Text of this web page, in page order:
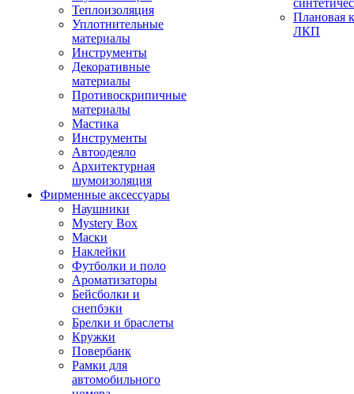
Теплоизоляция
Уплотнительные
материалы
Инструменты
Декоративные
материалы
Противоскрипичные
материалы
Мастика
Инструменты
Автоодеяло
Архитектурная
шумоизоляция
Фирменные аксессуары
Наушники
Mystery Box
Маски
Наклейки
Футболки и поло
Ароматизаторы
Бейсболки и
снепбэки
Брелки и браслеты
Кружки
Повербанк
Рамки для
автомобильного
Плановая
ЛКП